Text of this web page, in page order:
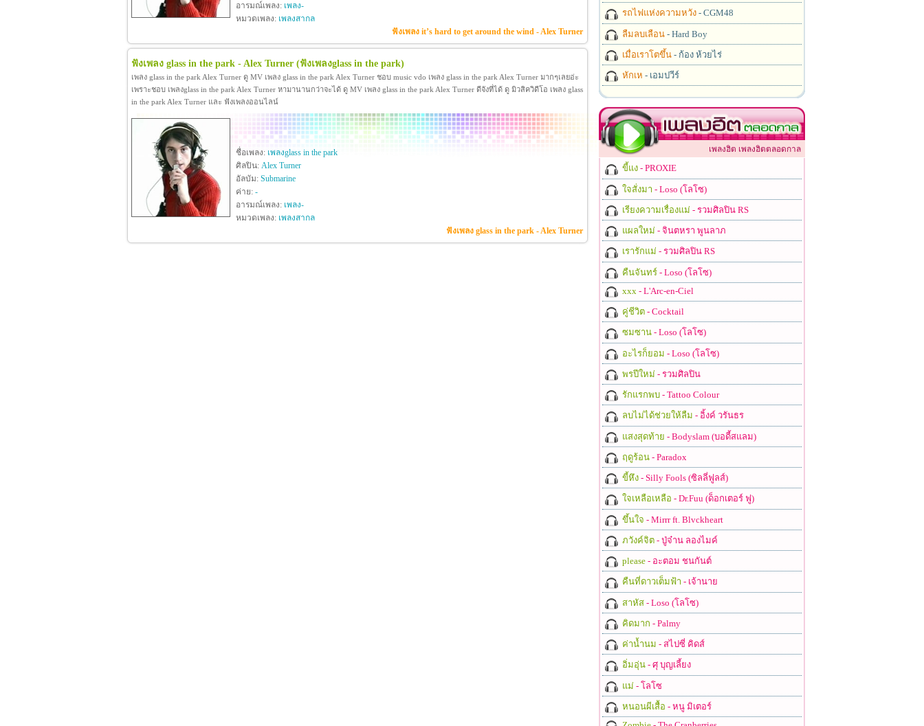
อารมณ์เพลง: เพลง-
หมวดเพลง: เพลงสากล
ฟังเพลง it’s hard to get around the wind - Alex Turner
ฟังเพลง glass in the park - Alex Turner (ฟังเพลงglass in the park)
เพลง glass in the park Alex Turner ดู MV เพลง glass in the park Alex Turner ชอบ music vdo เพลง glass in the park Alex Turner มากๆเลยอ่ะ
เพราะชอบ เพลงglass in the park Alex Turner หามานานกว่าจะได้ ดู MV เพลง glass in the park Alex Turner ดีจังที่ได้ ดู มิวสิควิดีโอ เพลง glass
in the park Alex Turner และ ฟังเพลงออนไลน์
ชื่อเพลง: เพลงglass in the park
ศิลปิน: Alex Turner
อัลบัม: Submarine
ค่าย: -
อารมณ์เพลง: เพลง-
หมวดเพลง: เพลงสากล
ฟังเพลง glass in the park - Alex Turner
รถไฟแห่งความหวัง- CGM48
ลืมลบเลือน- Hard Boy
เมื่อเราโตขึ้น- ก้อง ห้วยไร่
หักเห - เอมปวีร์
เพลงฮิต เพลงฮิตตลอดกาล
ขี้แง- PROXIE
ใจสั่งมา - Loso (โลโซ)
เรียงความเรื่องแม่ - รวมศิลปิน RS
แผลใหม่ - จินตหรา พูนลาภ
เรารักแม่ - รวมศิลปิน RS
คืนจันทร์- Loso (โลโซ)
xxx - L'Arc-en-Ciel
คู่ชีวิต- Cocktail
ซมซาน- Loso (โลโซ)
อะไรก็ยอม - Loso (โลโซ)
พรปีใหม่ - รวมศิลปิน
รักแรกพบ- Tattoo Colour
ลบไม่ได้ช่วยให้ลืม - อิ้งค์ วรันธร
แสงสุดท้าย - Bodyslam (บอดี้สแลม)
ฤดูร้อน- Paradox
ขี้หึง- Silly Fools (ซิลลี่ฟูลส์)
ใจเหลือเหลือ - Dr.Fuu (ด็อกเตอร์ ฟู)
ขึ้นใจ - Mirrr ft. Blvckheart
ภวังค์จิต- ปู่จ๋าน ลองไมค์
please- อะตอม ชนกันต์
คืนที่ดาวเต็มฟ้า - เจ้านาย
สาหัส- Loso (โลโซ)
คิดมาก - Palmy
ค่าน้ำนม - สไปซี่ คิดส์
อิ่มอุ่น- ศุ บุญเลี้ยง
แม่ - โลโซ
หนอนผีเสื้อ - หนู มิเตอร์